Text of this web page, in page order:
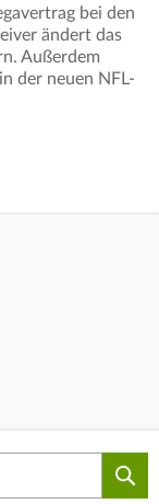
bei den
ändert das
Außerdem
der neuen NFL-